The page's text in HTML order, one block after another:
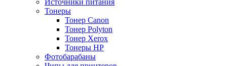
Источники питания
Тонеры
Тонер Canon
Тонер Polyton
Тонер Xerox
Тонеры HP
Фотобарабаны